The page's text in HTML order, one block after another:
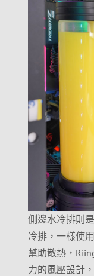
側邊水冷排則
冷排，一樣使
幫助散熱，
力的風壓設計